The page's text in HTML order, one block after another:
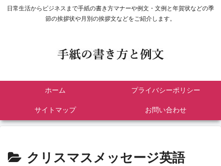
日常生活からビジネスまで手紙の書き方マナーや例文・文例と年賀状などの季
節の挨拶状や月別の挨拶文などをご紹介します。
ホーム プライバシーポリシー
サイトマップ お問い合わせ
クリスマスメッセージ英語